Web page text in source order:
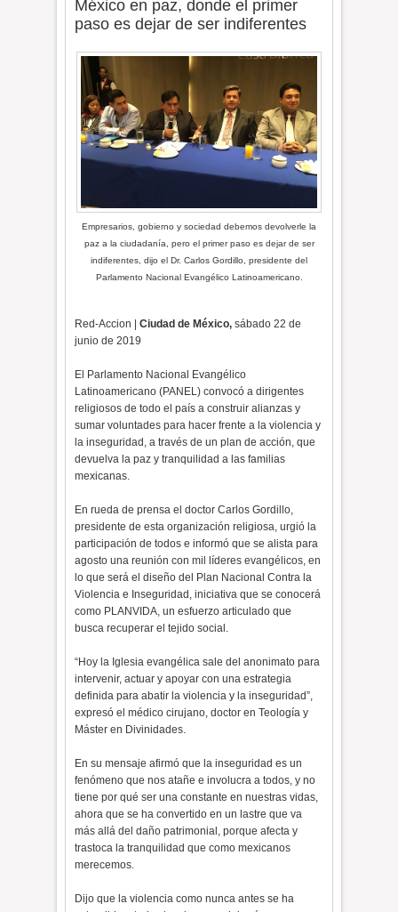
México en paz, donde el primer
paso es dejar de ser indiferentes
Empresarios, gobierno y sociedad debemos devolverle la
paz a la ciudadanía, pero el primer paso es dejar de ser
indiferentes, dijo el Dr. Carlos Gordillo, presidente del
Parlamento Nacional Evangélico Latinoamericano.
Red-Accion |Ciudad de México,sábado 22 de
junio de 2019
El Parlamento Nacional Evangélico
Latinoamericano (PANEL) convocó a dirigentes
religiosos de todo el país a construir alianzas y
sumar voluntades para hacer frente a la violencia y
la inseguridad, a través de un plan de acción, que
devuelva la paz y tranquilidad a las familias
mexicanas.
En rueda de prensa el doctor Carlos Gordillo,
presidente de esta organización religiosa, urgió la
participación de todos e informó que se alista para
agosto una reunión con mil líderes evangélicos, en
lo que será el diseño del Plan Nacional Contra la
Violencia e Inseguridad, iniciativa que se conocerá
como PLANVIDA, un esfuerzo articulado que
busca recuperar el tejido social.
“Hoy la Iglesia evangélica sale del anonimato para
intervenir, actuar y apoyar con una estrategia
definida para abatir la violencia y la inseguridad”,
expresó el médico cirujano, doctor en Teología y
Máster en Divinidades.
En su mensaje afirmó que la inseguridad es un
fenómeno que nos atañe e involucra a todos, y no
tiene por qué ser una constante en nuestras vidas,
ahora que se ha convertido en un lastre que va
más allá del daño patrimonial, porque afecta y
trastoca la tranquilidad que como mexicanos
merecemos.
Dijo que la violencia como nunca antes se ha